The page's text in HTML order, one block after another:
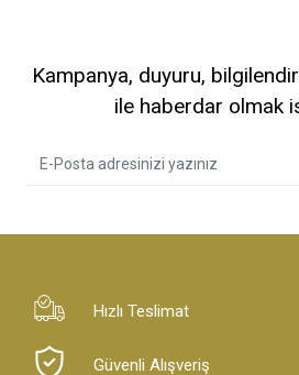
Kampanya, duyuru,
ile haberdar olmak
Hızlı Teslimat
Güvenli Alışveriş